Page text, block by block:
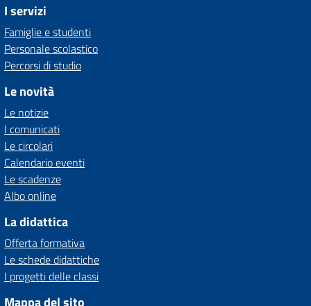
I servizi
Famiglie e studenti
Personale scolastico
Percorsi di studio
Le novità
Le notizie
I comunicati
Le circolari
Calendario eventi
Le scadenze
Albo online
La didattica
Offerta formativa
Le schede didattiche
I progetti delle classi
Mappa del sito